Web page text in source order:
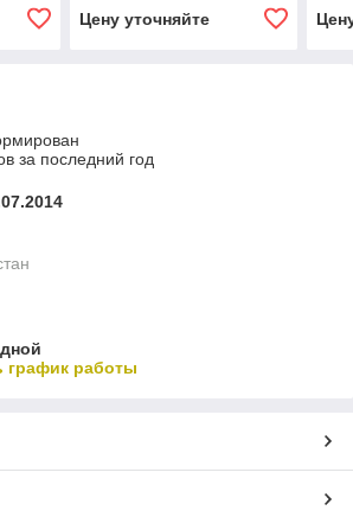
Цену уточняйте
за последний год
график работы